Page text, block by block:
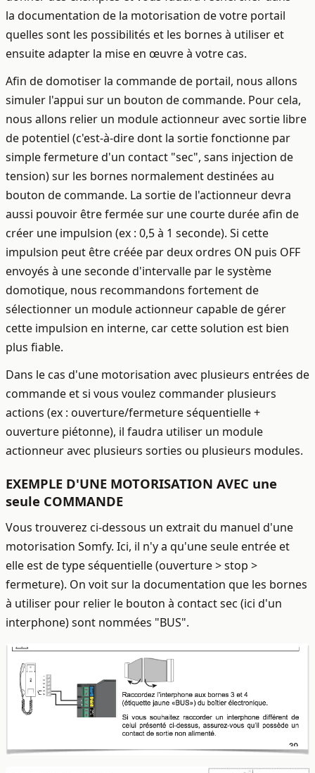
la documentation de la motorisation de votre portail
quelles sont les possibilités et les bornes à utiliser et
ensuite adapter la mise en œuvre à votre cas.
Afin de domotiser la commande de portail, nous allons
simuler l'appui sur un bouton de commande. Pour cela,
nous allons relier un module actionneur avec sortie libre
de potentiel (c'est-à-dire dont la sortie fonctionne par
simple fermeture d'un contact "sec", sans injection de
tension) sur les bornes normalement destinées au
bouton de commande. La sortie de l'actionneur devra
aussi pouvoir être fermée sur une courte durée afin de
créer une impulsion (ex : 0,5 à 1 seconde). Si cette
impulsion peut être créée par deux ordres ON puis OFF
envoyés à une seconde d'intervalle par le système
domotique, nous recommandons fortement de
sélectionner un module actionneur capable de gérer
cette impulsion en interne, car cette solution est bien
plus fiable.
Dans le cas d'une motorisation avec plusieurs entrées de
commande et si vous voulez commander plusieurs
actions (ex : ouverture/fermeture séquentielle +
ouverture piétonne), il faudra utiliser un module
actionneur avec plusieurs sorties ou plusieurs modules.
EXEMPLE D'UNE MOTORISATION AVEC une
seule COMMANDE
Vous trouverez ci-dessous un extrait du manuel d'une
motorisation Somfy. Ici, il n'y a qu'une seule entrée et
elle est de type séquentielle (ouverture > stop >
fermeture). On voit sur la documentation que les bornes
à utiliser pour relier le bouton à contact sec (ici d'un
interphone) sont nommées "BUS".